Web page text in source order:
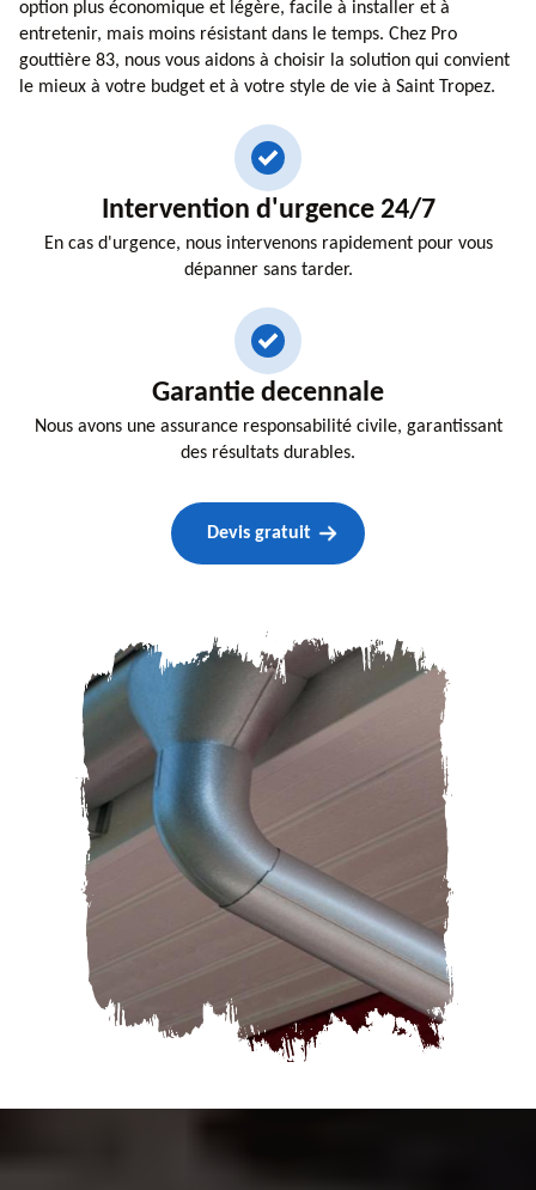
option plus économique et légère, facile à installer et à
entretenir, mais moins résistant dans le temps. Chez Pro
gouttière 83, nous vous aidons à choisir la solution qui convient
le mieux à votre budget et à votre style de vie à Saint Tropez.
Intervention d'urgence 24/7
En cas d'urgence, nous intervenons rapidement pour vous
dépanner sans tarder.
Garantie decennale
Nous avons une assurance responsabilité civile, garantissant
des résultats durables.
Devis gratuit